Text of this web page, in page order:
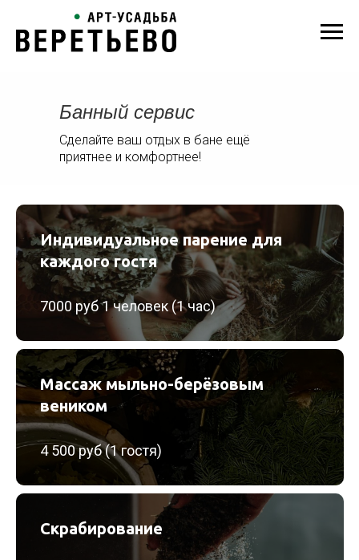
Банный сервис
Сделайте ваш отдых в бане ещё
приятнее и комфортнее!
Индивидуальное парение для
каждого гостя
7000 руб 1 человек (1 час)
Массаж мыльно-берёзовым
веником
4 500 руб (1 гостя)
Скрабирование